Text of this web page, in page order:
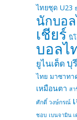
ไทยชุด U23
นักบอ
เชียร์ นิ
บอลไ
ยูไนเต็ด บุ
ไทย มาซาทา
เหมือนตา สา
ศักดิ์ วงษ์กรณ์
ชอบ เบนจามิน เ